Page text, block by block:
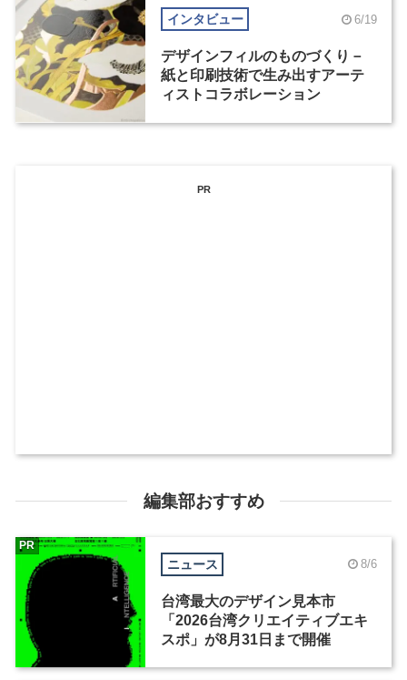
インタビュー 6/19
デザインフィルのものづくり－
紙と印刷技術で生み出すアーテ
ィストコラボレーション
PR
編集部おすすめ
ニュース 8/6
台湾最大のデザイン見本市
「2026台湾クリエイティブエキ
スポ」が8月31日まで開催
PR